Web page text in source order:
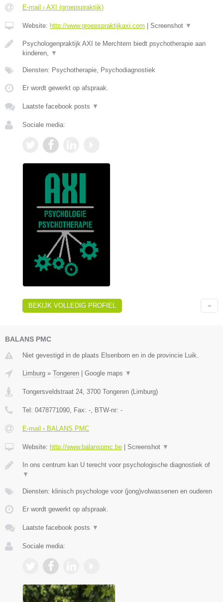
E-mail › AXI (groepspraktijk)
Website: http://www.groepspraktijkaxi.com | Screenshot ▼
Psychologenpraktijk AXI te Merchtem biedt psychotherapie aan
kinderen,
▼
Diensten: Psychotherapie, Psychodiagnostiek
Er wordt gewerkt op afspraak.
Laatste facebook posts ▼
Sociale media:
BEKIJK VOLLEDIG PROFIEL
BALANS PMC
Niet gevestigd in de plaats Elsenborn en in de provincie Luik.
Limburg » Tongeren | Google maps ▼
Tongersveldstraat 24 3700 Tongeren (Limburg)
Tel: 0478771090 , Fax: - , BTW-nr: -
E-mail › BALANS PMC
Website: http://www.balanspmc.be | Screenshot ▼
In ons centrum kan U terecht voor psychologische diagnostiek of
▼
Diensten: klinisch psychologe voor (jong)volwassenen en ouderen
Er wordt gewerkt op afspraak.
Laatste facebook posts ▼
Sociale media: